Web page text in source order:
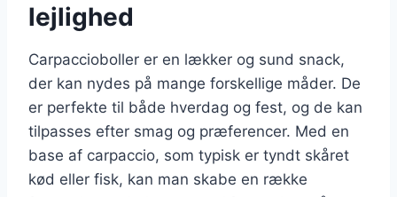
lejlighed
Carpaccioboller er en lækker og sund snack,
der kan nydes på mange forskellige måder. De
er perfekte til både hverdag og fest, og de kan
tilpasses efter smag og præferencer. Med en
base af carpaccio, som typisk er tyndt skåret
kød eller fisk, kan man skabe en række